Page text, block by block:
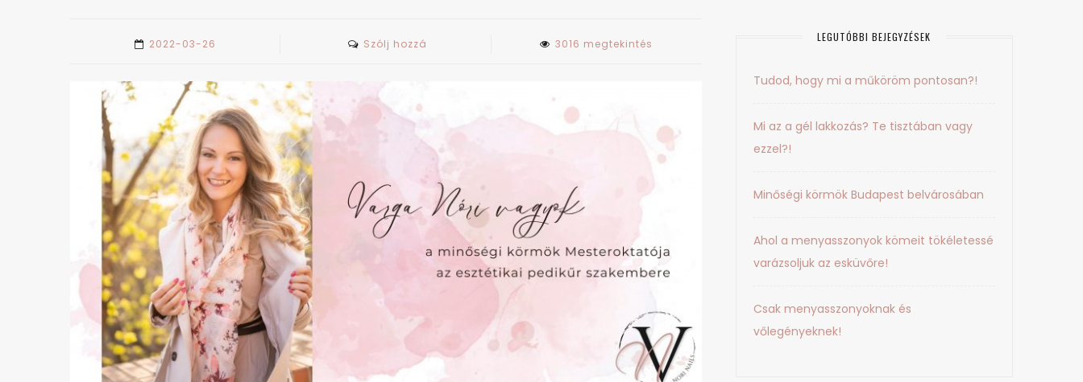
2022-03-26 Szólj hozzá 3016 megtekintés LEGUTÓBBI BEJEGYZÉSEK
Tudod, hogy mi a műköröm pontosan?!
Mi az a gél lakkozás? Te tisztában vagy
ezzel?!
Minőségi körmök Budapest belvárosában
Ahol a menyasszonyok kömeit tökéletessé
varázsoljuk az esküvőre!
Csak menyasszonyoknak és
vőlegényeknek!